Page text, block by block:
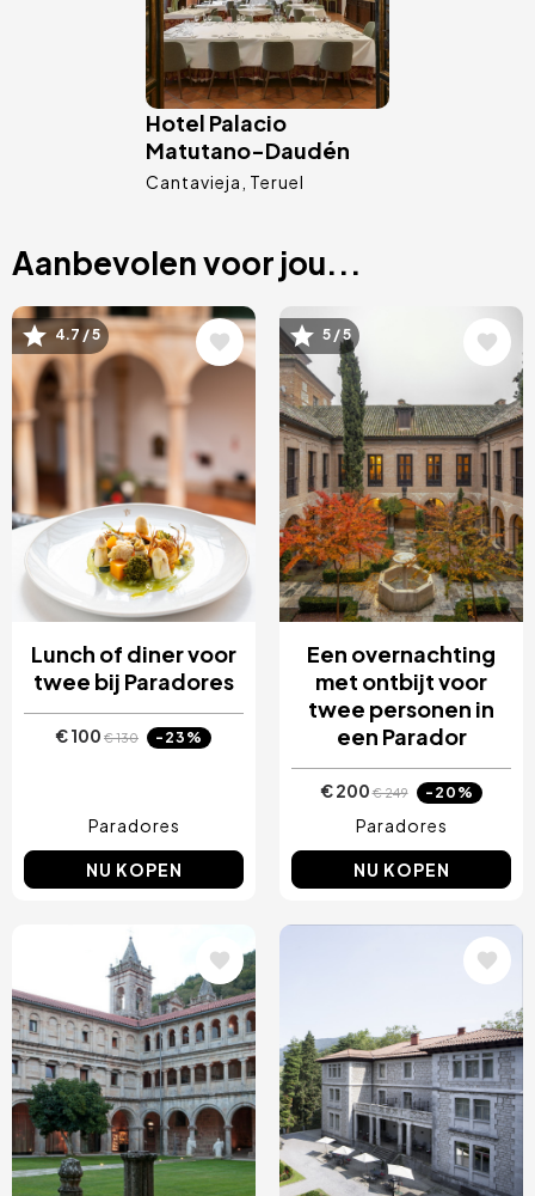
Hotel Palacio
Matutano-Daudén
Cantavieja Teruel
Aanbevolen voor jou...
Afbeelding
4.7 / 5
Lunch of diner voor
twee bij Paradores
€ 100 € 130 -23%
Paradores
NU KOPEN
Afbeelding
5 / 5
Een overnachting
met ontbijt voor
twee personen in
een Parador
€ 200€ 249 -20%
Paradores
NU KOPEN
Afbeelding